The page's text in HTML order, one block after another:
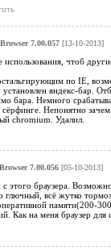
7.00.057[13-10-2013]
чтоб
по IE,
установлен яндекс-бар.
бара. Немного
Непонятно зачем
chromium. Удалил.
7.00.056[05-10-2013]
этого браузера.
всё жутко
памяти(200-
Как на меня браузер для